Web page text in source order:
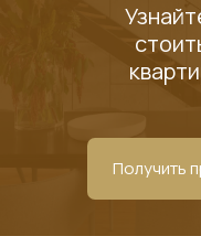
Получить